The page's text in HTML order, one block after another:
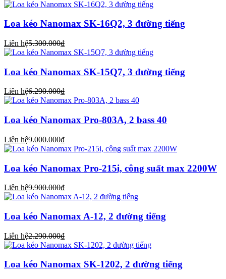
Loa kéo Nanomax SK-16Q2, 3 đường tiếng
Liên hệ5.300.000₫
Loa kéo Nanomax SK-15Q7, 3 đường tiếng
Liên hệ6.290.000₫
Loa kéo Nanomax Pro-803A, 2 bass 40
Liên hệ9.000.000₫
Loa kéo Nanomax Pro-215i, công suất max 2200W
Liên hệ9.900.000₫
Loa kéo Nanomax A-12, 2 đường tiếng
Liên hệ2.290.000₫
Loa kéo Nanomax SK-1202, 2 đường tiếng